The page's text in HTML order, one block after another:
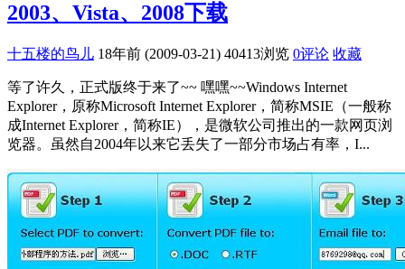
2003、Vista、2008下载
十五楼的鸟儿 18年前 (2009-03-21) 40413浏览 0评论 收藏
等了许久，正式版终于来了~~ 嘿嘿~~Windows Internet
Explorer，原称Microsoft Internet Explorer，简称MSIE（一般称
成Internet Explorer，简称IE），是微软公司推出的一款网页浏
览器。虽然自2004年以来它丢失了一部分市场占有率，I...